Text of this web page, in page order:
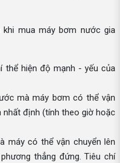
mua máy bơm nước gia
thể hiện độ mạnh - yếu của
mà máy bơm có thể vận
nhất định (tính theo giờ hoặc
máy có thể vận chuyển lên
thẳng đứng. Tiêu chí